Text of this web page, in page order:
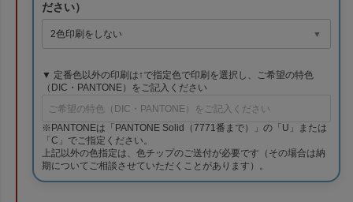
ださい）
▼ 定番色以外の印刷は↑で指定色で印刷を選択し、ご希望の特色
（DIC・PANTONE）をご記入ください
※PANTONEは「PANTONE Solid（7771番まで）」の「U」または
「C」でご指定ください。
上記以外の色指定は、色チップのご送付が必要です（その場合は納
期についてご相談させていただくことがあります）。